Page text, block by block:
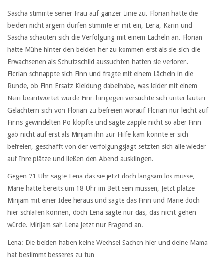
Sascha stimmte seiner Frau auf ganzer Linie zu, Florian hätte die
beiden nicht ärgern dürfen stimmte er mit ein, Lena, Karin und
Sascha schauten sich die Verfolgung mit einem Lächeln an. Florian
hatte Mühe hinter den beiden her zu kommen erst als sie sich die
Erwachsenen als Schutzschild aussuchten hatten sie verloren.
Florian schnappte sich Finn und fragte mit einem Lächeln in die
Runde, ob Finn Ersatz Kleidung dabeihabe, was leider mit einem
Nein beantwortet wurde Finn hingegen versuchte sich unter lauten
Gelächtern sich von Florian zu befreien worauf Florian nur leicht auf
Finns gewindelten Po klopfte und sagte zapple nicht so aber Finn
gab nicht auf erst als Mirijam ihn zur Hilfe kam konnte er sich
befreien, geschafft von der verfolgungsjagt setzten sich alle wieder
auf Ihre plätze und ließen den Abend ausklingen.
Gegen 21 Uhr sagte Lena das sie jetzt doch langsam los müsse,
Marie hätte bereits um 18 Uhr im Bett sein müssen, Jetzt platze
Mirijam mit einer Idee heraus und sagte das Finn und Marie doch
hier schlafen können, doch Lena sagte nur das, das nicht gehen
würde. Mirijam sah Lena jetzt nur Fragend an.
Lena: Die beiden haben keine Wechsel Sachen hier und deine Mama
hat bestimmt besseres zu tun